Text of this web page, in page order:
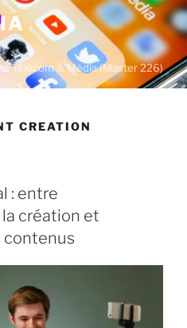
Télécom & Média (Master 226)
CREATION
: entre
création et
contenus